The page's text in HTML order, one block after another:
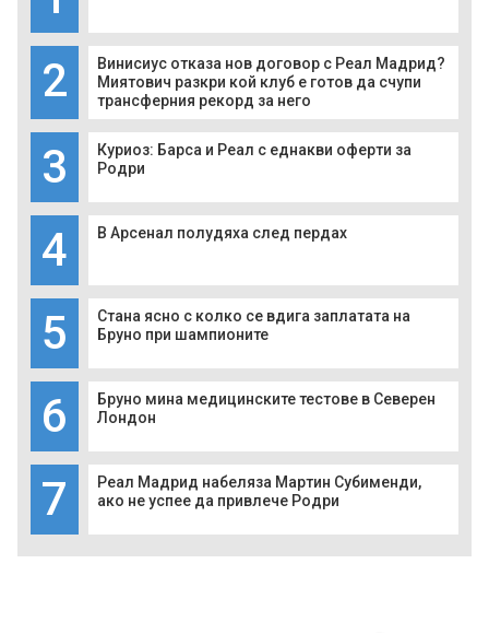
2
Винисиус отказа нов договор с Реал Мадрид?
Миятович разкри кой клуб е готов да счупи
трансферния рекорд за него
3
Куриоз: Барса и Реал с еднакви оферти за
Родри
4 В Арсенал полудяха след пердах
5
Стана ясно с колко се вдига заплатата на
Бруно при шампионите
6
Бруно мина медицинските тестове в Северен
Лондон
7
Реал Мадрид набеляза Мартин Субименди,
ако не успее да привлече Родри